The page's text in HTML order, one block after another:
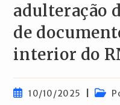
adulteração
de
interior do
Post10/10/2025